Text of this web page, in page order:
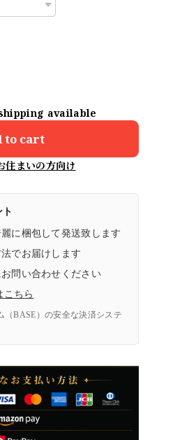
available
to cart
住まいの方向け
に梱包して発送致します
でお届けします
問い合わせください
こちら
BASE）の安全な決済システ